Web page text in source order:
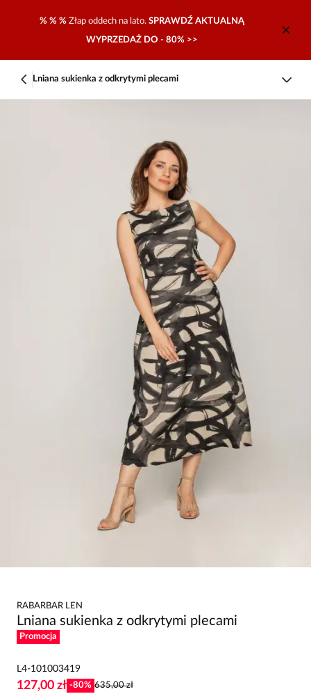
% % % Złap oddech na lato. SPRAWDŹ AKTUALNĄ
WYPRZEDAŻ DO - 80% >>
Lniana sukienka z odkrytymi plecami
RABARBAR LEN
Lniana sukienka z odkrytymi plecami
Promocja
L4-101003419
127,00 zł -80% 635,00 zł